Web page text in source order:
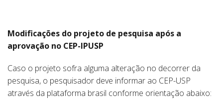
Modificações do projeto de pesquisa após a
aprovação no CEP-IPUSP
Caso o projeto sofra alguma alteração no decorrer da
pesquisa, o pesquisador deve informar ao CEP-USP
através da plataforma brasil conforme orientação abaixo: